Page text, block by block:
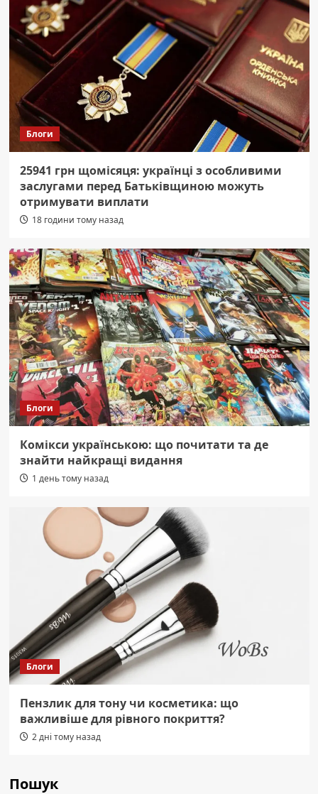
Блоги
25941 грн щомісяця: українці з особливими
заслугами перед Батьківщиною можуть
отримувати виплати
18 години тому назад
Блоги
Комікси українською: що почитати та де
знайти найкращі видання
1 день тому назад
Блоги
Пензлик для тону чи косметика: що
важливіше для рівного покриття?
2 дні тому назад
Пошук